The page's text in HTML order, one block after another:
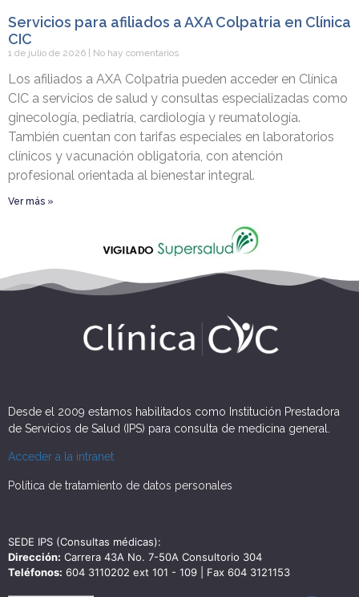
Servicios para afiliados a AXA Colpatria en Clínica
CIC
1 de julio de 2026 No hay comentarios
Los afiliados a AXA Colpatria pueden acceder en Clínica
CIC a servicios de salud y consultas especializadas como
ginecología, pediatría, cardiología y reumatología.
También cuentan con tarifas especiales en laboratorios
clínicos y vacunación obligatoria, con atención
profesional orientada al bienestar integral.
Ver más »
Desde el 2009 estamos habilitados como Institución Prestadora
de Servicios de Salud (IPS) para consulta de medicina general.
Acceder a la intranet
Política de tratamiento de datos personales
SEDE IPS (Consultas médicas):
Dirección: Carrera 43A No. 7-50A Consultorio 304
Teléfonos: 604 3110202 ext 101 - 109 | Fax 604 3121153